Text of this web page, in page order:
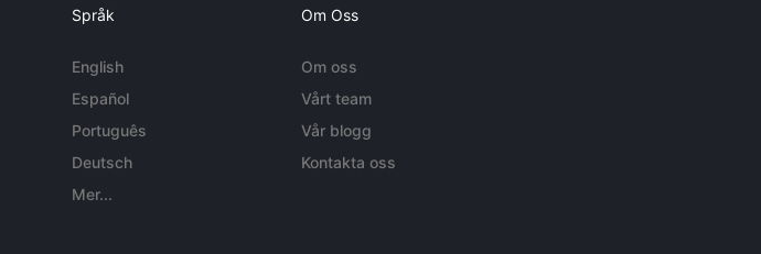
Språk
English
Español
Português
Deutsch
Mer...
Om Oss
Om oss
Vårt team
Vår blogg
Kontakta oss